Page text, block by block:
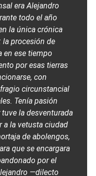
era Alejandro
todo el año
la única crónica
procesión de
en ese tiempo
por esas tierras
con
circunstancial
Tenía pasión
la desventurada
a la vetusta ciudad
de abolengos,
que se encargara
por el
—dilecto